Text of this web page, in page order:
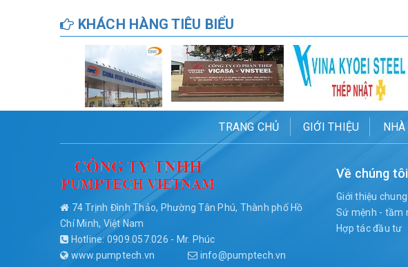
KHÁCH HÀNG TIÊU BIỂU
TRANG CHỦ GIỚI THIỆU
74 Trịnh Đình Thảo, Phường Tân Phú, Thành phố Hồ
Chí Minh, Việt Nam
Hotline: 0909.057.026 - Mr. Phúc
www.pumptech.vn
info@pumptech.vn
Về chúng tôi
Giới thiệu chung
Sứ mệnh - tầm
Hợp tác đầu tư